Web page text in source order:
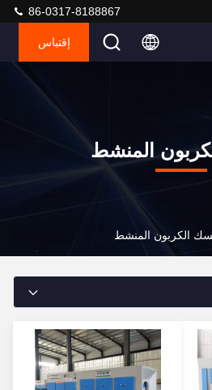
86-0317-8188867
إقتباس
المنشط
الكربون المنشط